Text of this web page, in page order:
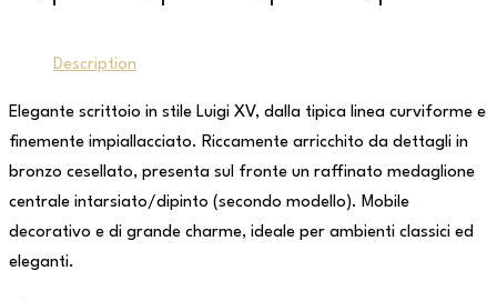
Description
Elegante scrittoio in stile Luigi XV, dalla tipica linea curviforme e
finemente impiallacciato. Riccamente arricchito da dettagli in
bronzo cesellato, presenta sul fronte un raffinato medaglione
centrale intarsiato/dipinto (secondo modello). Mobile
decorativo e di grande charme, ideale per ambienti classici ed
eleganti.